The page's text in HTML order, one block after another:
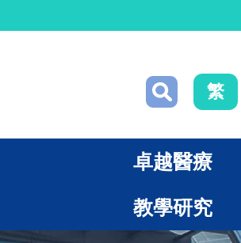
繁
卓越醫療
教學研究